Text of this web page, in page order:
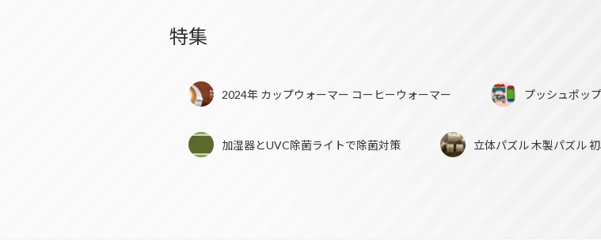
特集
2024年 カップウォーマー コーヒーウォーマー プッシュポッ
加湿器とUVC除菌ライトで除菌対策 立体パズル 木製パズル